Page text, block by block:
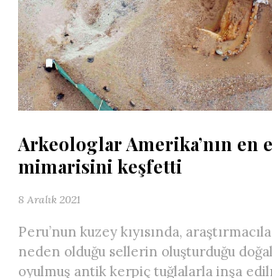
Arkeologlar Amerika’nın en
mimarisini keşfetti
8 Aralık 2021
Peru’nun kuzey kıyısında,
neden olduğu sellerin oluşturduğu
oyulmuş antik kerpiç tuğlalarla inşa